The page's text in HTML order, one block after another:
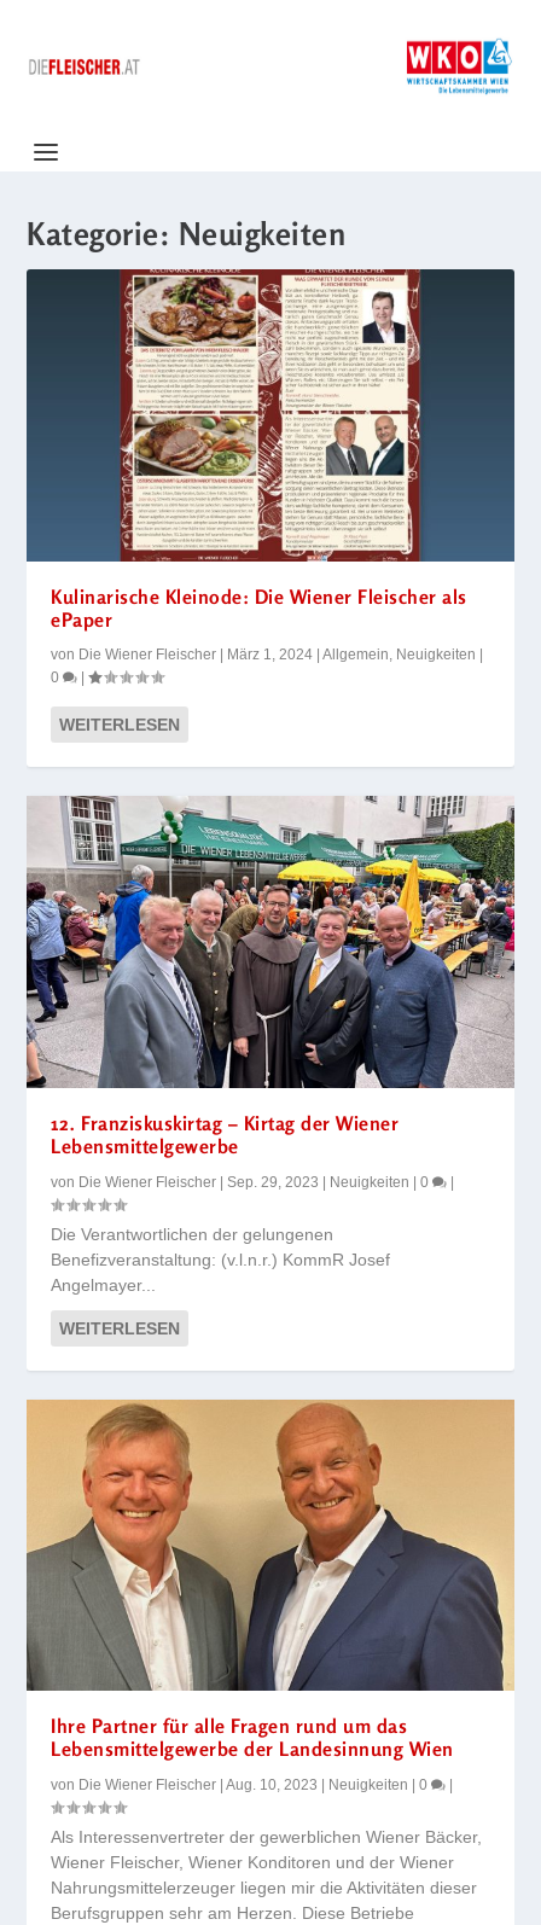
Kategorie: Neuigkeiten
Kulinarische Kleinode: Die Wiener Fleischer als
ePaper
von Die Wiener Fleischer | März 1, 2024 |Allgemein Neuigkeiten |
0
|
WEITERLESEN
12. Franziskuskirtag – Kirtag der Wiener
Lebensmittelgewerbe
von Die Wiener Fleischer |Sep. 29, 2023 | Neuigkeiten |0 |
Die Verantwortlichen der gelungenen
Benefizveranstaltung: (v.l.n.r.) KommR Josef
Angelmayer...
WEITERLESEN
Ihre Partner für alle Fragen rund um das
Lebensmittelgewerbe der Landesinnung Wien
von Die Wiener Fleischer |Aug. 10, 2023 Neuigkeiten |0
Als Interessenvertreter der gewerblichen Wiener Bäcker,
Wiener Fleischer, Wiener Konditoren und der Wiener
Nahrungsmittelerzeuger liegen mir die Aktivitäten dieser
Berufsgruppen sehr am Herzen. Diese Betriebe